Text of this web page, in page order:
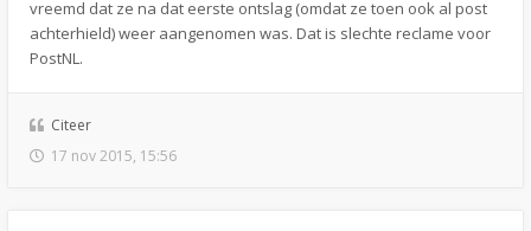
vreemd dat ze na dat eerste ontslag (omdat ze toen ook al post
achterhield) weer aangenomen was. Dat is slechte reclame voor
PostNL.
Citeer
17 nov 2015, 15:56